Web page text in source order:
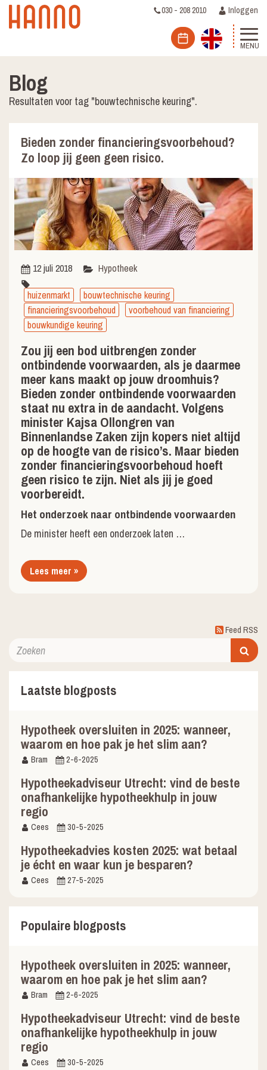
030 - 208 2010 Inloggen
MENU
Blog
Resultaten voor tag "bouwtechnische keuring".
Bieden zonder financieringsvoorbehoud?
Zo loop jij geen geen risico.
12 juli 2018 Hypotheek
huizenmarkt
bouwtechnische keuring
financieringsvoorbehoud
voorbehoud van financiering
bouwkundige keuring
Zou jij een bod uitbrengen zonder
ontbindende voorwaarden, als je daarmee
meer kans maakt op jouw droomhuis?
Bieden zonder ontbindende voorwaarden
staat nu extra in de aandacht. Volgens
minister Kajsa Ollongren van
Binnenlandse Zaken zijn kopers niet altijd
op de hoogte van de risico’s. Maar bieden
zonder financieringsvoorbehoud hoeft
geen risico te zijn. Niet als jij je goed
voorbereidt.
Het onderzoek naar ontbindende voorwaarden
De minister heeft een onderzoek laten …
Lees meer »
Feed RSS
Laatste blogposts
Hypotheek oversluiten in 2025: wanneer,
waarom en hoe pak je het slim aan?
Bram 2-6-2025
Hypotheekadviseur Utrecht: vind de beste
onafhankelijke hypotheekhulp in jouw
regio
Cees 30-5-2025
Hypotheekadvies kosten 2025: wat betaal
je écht en waar kun je besparen?
Cees 27-5-2025
Populaire blogposts
Hypotheek oversluiten in 2025: wanneer,
waarom en hoe pak je het slim aan?
Bram 2-6-2025
Hypotheekadviseur Utrecht: vind de beste
onafhankelijke hypotheekhulp in jouw
regio
Cees 30-5-2025